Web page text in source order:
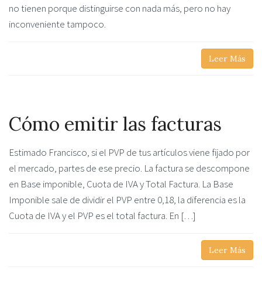
no tienen porque distinguirse con nada más, pero no hay
inconveniente tampoco.
Leer Más
Cómo emitir las facturas
Estimado Francisco, si el PVP de tus artículos viene fijado por
el mercado, partes de ese precio. La factura se descompone
en Base imponible, Cuota de IVA y Total Factura. La Base
Imponible sale de dividir el PVP entre 0,18, la diferencia es la
Cuota de IVA y el PVP es el total factura. En […]
Leer Más